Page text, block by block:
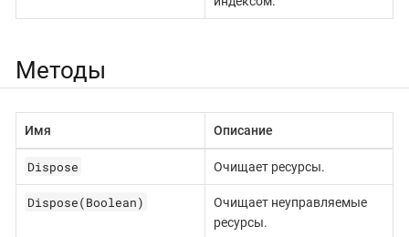
Методы
Имя Описание
Dispose Очищает ресурсы.
Dispose(Boolean)
Очищает неуправляемые
ресурсы.